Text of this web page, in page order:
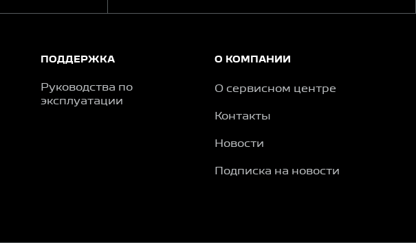
ПОДДЕРЖКА
Руководства по
эксплуатации
О КОМПАНИИ
О сервисном центре
Контакты
Новости
Подписка на новости